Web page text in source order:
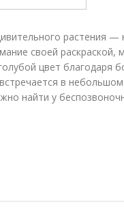
растения —
своей раскраской,
цвет благодаря
в небольшом
найти у